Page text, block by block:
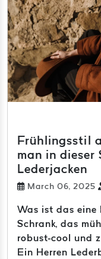
Frühlingsstil
man in dieser
Lederjacken
March 06, 2025
Was ist das eine
Schrank, das
robust-cool und
Ein Herren